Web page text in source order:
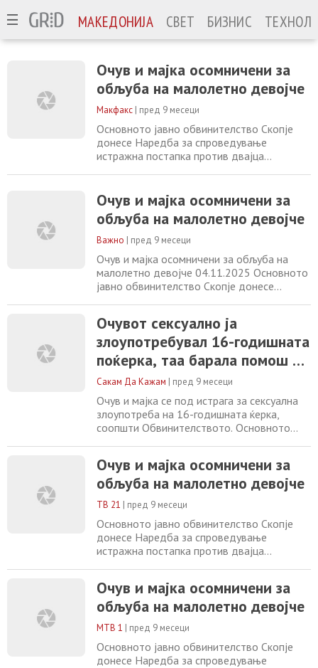
МАКЕДОНИЈА СВЕТ БИЗНИС
Очув и мајка осомничени за
обљуба на малолетно девојче
Макфакс | пред 9 месеци
Основното јавно обвинителство Скопје
донесе Наредба за спроведување
истражна постапка против двајца
подолг временски период ја
злоупотребувал својата положба и го
наведувал на обљуба и други полови
дејствија девојчето родено 2009 година
воспитување
Очув и мајка осомничени за
обљуба на малолетно девојче
Важно | пред 9 месеци
Очув и мајка осомничени за обљуба на
малолетно девојче 04.11.2025 Основното
јавно обвинителство Скопје донесе
обљуба со злоупотреба на положбат.
Осомничениот очув на жртвата подолг
временски период ја злоупотребувал
својата положба и го наведувал на обљуба
и други полови дејствија
Очувот сексуално ја
злоупотребувал 16-годишната
поќерка, таа барала помош од
мајка си која не го пријавила
ниту го спречила
Сакам Да Кажам | пред 9 месеци
Очув и мајка се под истрага за сексуална
злоупотреба на 16-годишната ќерка,
соопшти Обвинителството. Основното
постапка против сопружниците кои се
осомничени за продолжено кривично дело
Обљуба со злоупотреба на положбата од
член 189 став 2 од Кривичниот законик.
„Осомничениот
Очув и мајка осомничени за
обљуба на малолетно девојче
ТВ 21 | пред 9 месеци
Основното јавно обвинителство Скопје
донесе Наредба за спроведување
истражна постапка против двајца
на положбата од член 189 став 2 од
Кривичниот законик. Осомничениот очув
на жртвата подолг временски период ја
злоупотребувал својата положба и го
наведувал на обљуба и други полови
Очув и мајка осомничени за
обљуба на малолетно девојче
МТВ 1 | пред 9 месеци
Основното јавно обвинителство Скопје
донесе Наредба за спроведување